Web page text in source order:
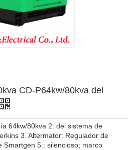
CD-P64kw/80kva del
64kw/80kva 2. del sistema de
3. Altermator: Regulador de
Smartgen 5.: silencioso; marco